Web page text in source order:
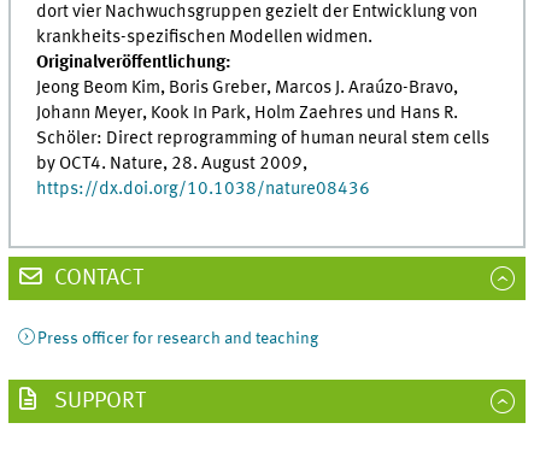
dort vier Nachwuchsgruppen gezielt der Entwicklung von
krankheits-spezifischen Modellen widmen.
Originalveröffentlichung:
Jeong Beom Kim, Boris Greber, Marcos J. Araúzo-Bravo,
Johann Meyer, Kook In Park, Holm Zaehres und Hans R.
Schöler: Direct reprogramming of human neural stem cells
by OCT4. Nature, 28. August 2009,
https://dx.doi.org/10.1038/nature08436
CONTACT
Press officer for research and teaching
SUPPORT